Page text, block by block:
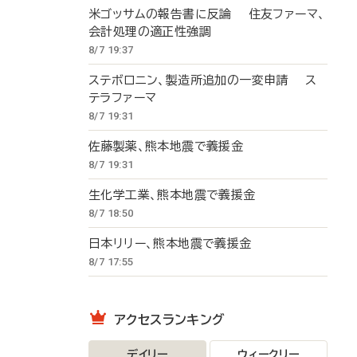
米ゴッサムの報告書に反論 住友ファーマ、
会計処理の適正性強調
8/7 19:37
ステボロニン、製造所追加の一変申請 ス
テラファーマ
8/7 19:31
佐藤製薬、熊本地震で義援金
8/7 19:31
生化学工業、熊本地震で義援金
8/7 18:50
日本リリー、熊本地震で義援金
8/7 17:55
アクセスランキング
デイリー ウィークリー